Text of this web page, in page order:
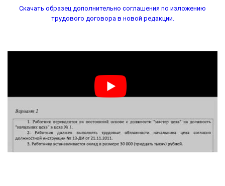
Скачать образец дополнительно соглашения по изложению
трудового договора в новой редакции.